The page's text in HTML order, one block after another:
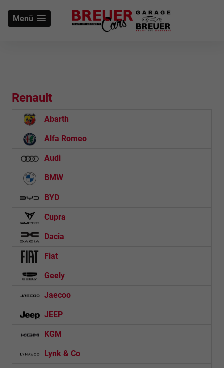
Menü
Renault
Abarth
Alfa Romeo
Audi
BMW
BYD
Cupra
Dacia
Fiat
Geely
Jaecoo
JEEP
KGM
Lynk & Co